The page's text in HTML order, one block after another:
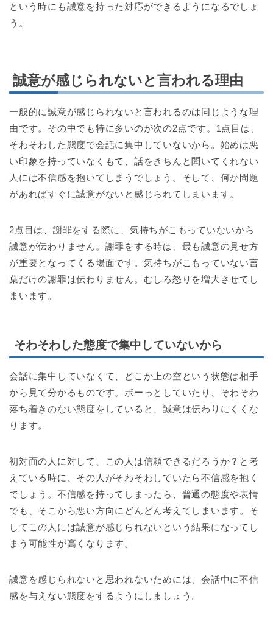
という時にも誠意を持った対応ができるようになるでしょ
う。
誠意が感じられないと言われる理由
一般的に誠意が感じられないと言われるのは同じような理
由です。その中でも特に多いのが次の2点です。1点目は、
そわそわした態度で会話に集中していないから。始めは悪
い印象を持っていなくもて、話をきちんと聞いてくれない
人には不信感を抱いてしまうでしょう。そして、何か問題
があればすぐに誠意がないと感じられてしまいます。
2点目は、謝罪をする際に、気持ちがこもっていないから
誠意が伝わりません。謝罪をする時は、最も誠意の見せ方
が重要となってくる場面です。気持ちがこもっていない言
葉だけの謝罪は伝わりません。むしろ怒りを増大させてし
まいます。
そわそわした態度で集中していないから
会話に集中していなくて、どこか上の空という状態は相手
から見て分かるものです。ボーっとしていたり、そわそわ
落ち着きのない態度をしていると、誠意は伝わりにくくな
ります。
初対面の人に対して、この人は信頼できるだろうか？と考
えている時に、その人がそわそわしていたら不信感を抱く
でしょう。不信感を持ってしまったら、普通の態度や表情
でも、そこから悪い方向にどんどん考えてしまいます。そ
してこの人には誠意が感じられないという結果になってし
まう可能性が高くなります。
誠意を感じられないと思われないためには、会話中に不信
感を与えない態度をするようにしましょう。